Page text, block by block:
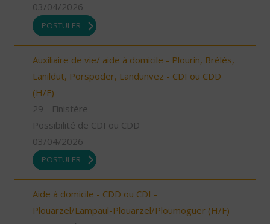
03/04/2026
POSTULER
Auxiliaire de vie/ aide à domicile - Plourin, Brélès,
Lanildut, Porspoder, Landunvez - CDI ou CDD
(H/F)
29 - Finistère
Possibilité de CDI ou CDD
03/04/2026
POSTULER
Aide à domicile - CDD ou CDI -
Plouarzel/Lampaul-Plouarzel/Ploumoguer (H/F)